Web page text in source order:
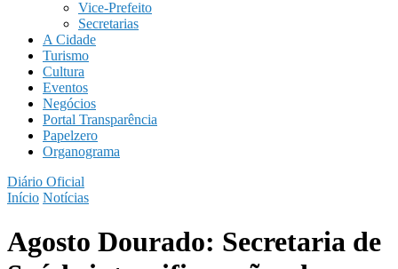
Vice-Prefeito
Secretarias
A Cidade
Turismo
Cultura
Eventos
Negócios
Portal Transparência
Papelzero
Organograma
Diário Oficial
Início Notícias
Agosto Dourado: Secretaria de